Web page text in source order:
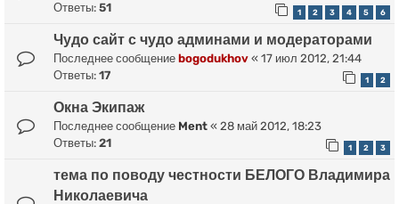
Ответы: 51 1 2 3 4 5 6
Чудо сайт с чудо админами и модераторами
Последнее сообщение bogodukhov « 17 июл 2012, 21:44
Ответы: 17 1 2
Окна Экипаж
Последнее сообщение Ment « 28 май 2012, 18:23
Ответы: 21 1 2 3
тема по поводу честности БЕЛОГО Владимира
Николаевича